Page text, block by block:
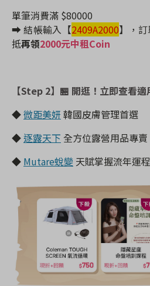
單筆消費滿 $80000
➡️ 結帳輸入【2409A2000】 ，
抵再領2000元中租Coin
【Step 2】 🏪 開逛！立即查看適
◆微距美妍 韓國皮膚管理首選
◆逐露天下 全方位露營用品專賣
◆ Mutare蛻變 天賦掌握流年運程